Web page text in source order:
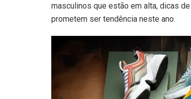
masculinos que estão em alta, dicas
prometem ser tendência neste ano.